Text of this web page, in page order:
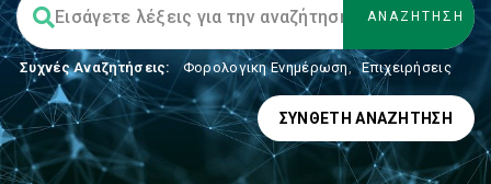
Συχνές Αναζητήσεις: Φορολογικη Ενημέρωση, Επιχειρήσεις
ΣΎΝΘΕΤΗ ΑΝΑΖΉΤΗΣΗ